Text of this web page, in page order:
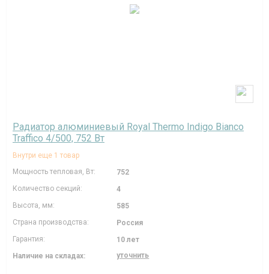
Радиатор алюминиевый Royal Thermo Indigo Bianco
Traffico 4/500, 752 Вт
Внутри еще 1 товар
Мощность тепловая, Вт:
752
Количество секций:
4
Высота, мм:
585
Страна производства:
Россия
Гарантия:
10 лет
Наличие на складах:
уточнить